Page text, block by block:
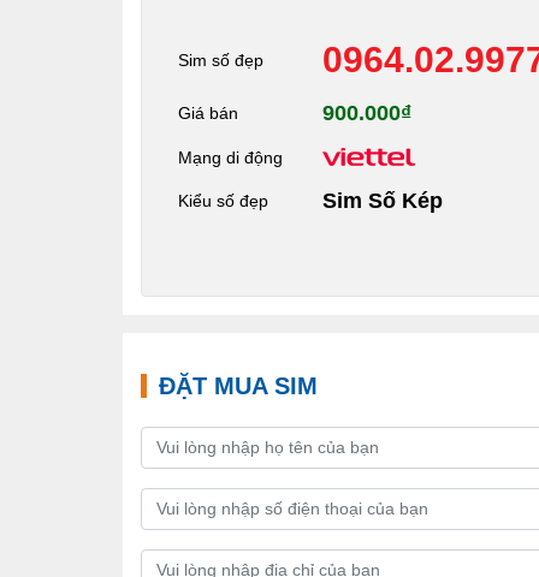
Sim số đẹp
Giá bán 900.000₫
Mạng di động
Kiểu số đẹp Sim Số Kép
ĐẶT MUA SIM